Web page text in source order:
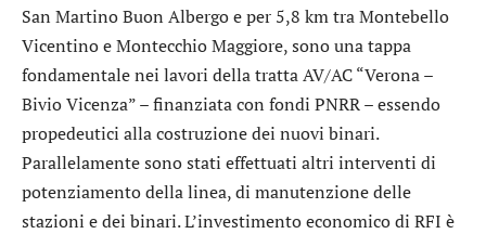
San Martino Buon Albergo e per 5,8 km tra Montebello
Vicentino e Montecchio Maggiore, sono una tappa
fondamentale nei lavori della tratta AV/AC “Verona –
Bivio Vicenza” – finanziata con fondi PNRR – essendo
propedeutici alla costruzione dei nuovi binari.
Parallelamente sono stati effettuati altri interventi di
potenziamento della linea, di manutenzione delle
stazioni e dei binari. L’investimento economico di RFI è